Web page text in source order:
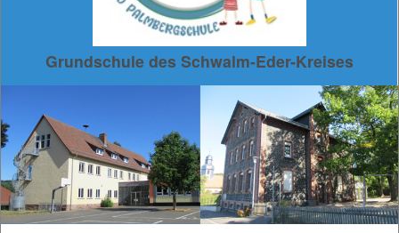
Grundschule des Schwalm-Eder-Kreises